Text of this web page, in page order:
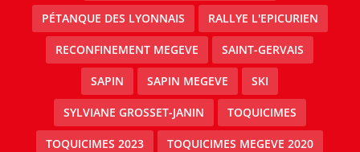
PÉTANQUE DES LYONNAIS RALLYE L'EPICURIEN
RECONFINEMENT MEGEVE SAINT-GERVAIS
SAPIN SAPIN MEGEVE SKI
SYLVIANE GROSSET-JANIN TOQUICIMES
TOQUICIMES 2023 TOQUICIMES MEGEVE 2020